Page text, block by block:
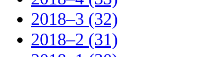
2018–3 (32)
2018–2 (31)